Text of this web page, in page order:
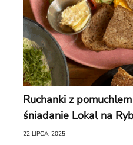
Ruchanki z
śniadanie Lokal na
22 LIPCA, 2025